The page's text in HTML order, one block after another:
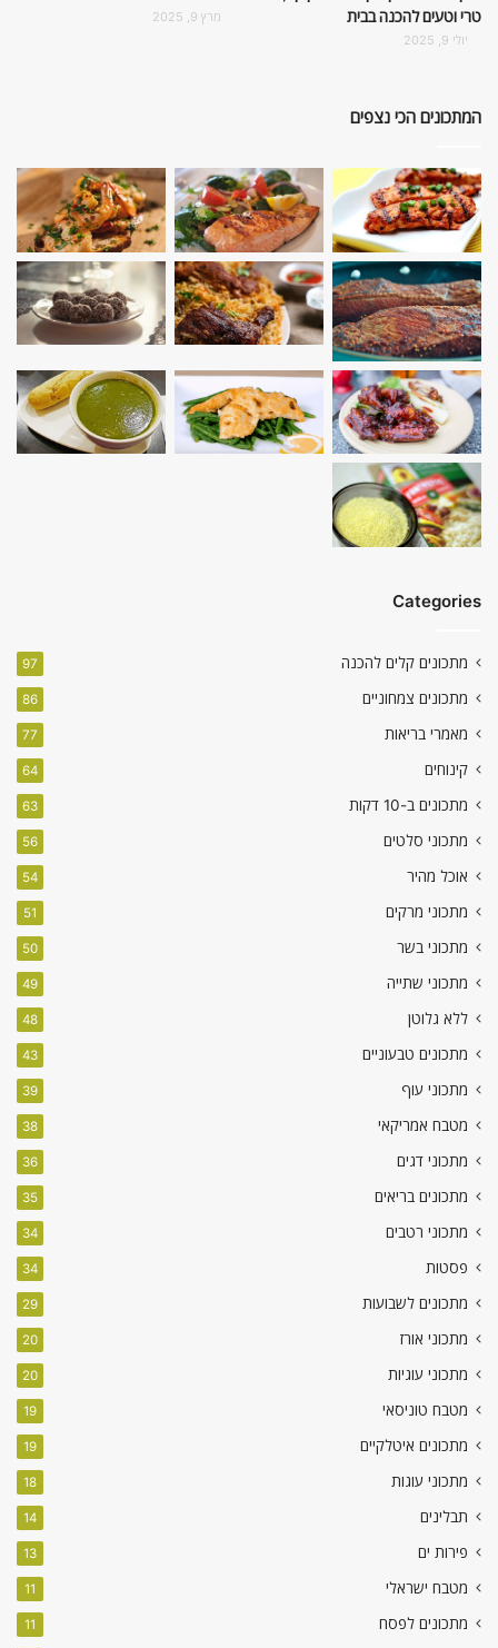
טרי וטעים להכנה בבית
יולי 9, 2025
מרץ 9, 2025
המתכונים הכי נצפים
Categories
מתכונים קלים להכנה 97
מתכונים צמחוניים 86
מאמרי בריאות 77
קינוחים 64
מתכונים ב-10 דקות 63
מתכוני סלטים 56
אוכל מהיר 54
מתכוני מרקים 51
מתכוני בשר 50
מתכוני שתייה 49
ללא גלוטן 48
מתכונים טבעוניים 43
מתכוני עוף 39
מטבח אמריקאי 38
מתכוני דגים 36
מתכונים בריאים 35
מתכוני רטבים 34
פסטות 34
מתכונים לשבועות 29
מתכוני אורז 20
מתכוני עוגיות 20
מטבח טוניסאי 19
מתכונים איטלקיים 19
מתכוני עוגות 18
תבלינים 14
פירות ים 13
מטבח ישראלי 11
מתכונים לפסח 11